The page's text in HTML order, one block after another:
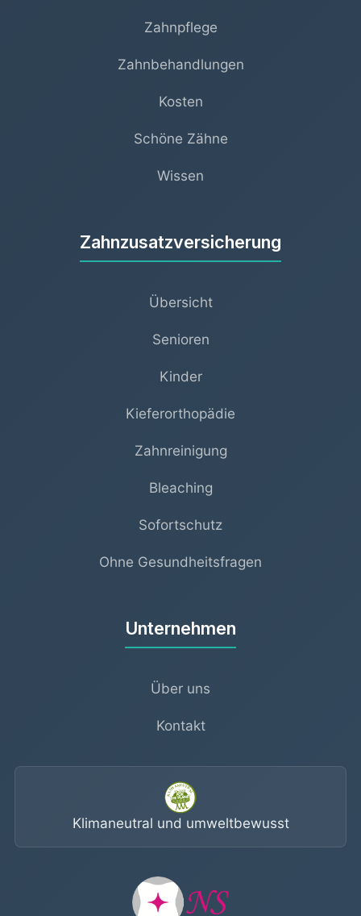
Zahnpflege
Zahnbehandlungen
Kosten
Schöne Zähne
Wissen
Zahnzusatzversicherung
Übersicht
Senioren
Kinder
Kieferorthopädie
Zahnreinigung
Bleaching
Sofortschutz
Ohne Gesundheitsfragen
Unternehmen
Über uns
Kontakt
Klimaneutral und umweltbewusst